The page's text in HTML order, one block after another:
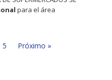
para el área
5 Próximo »